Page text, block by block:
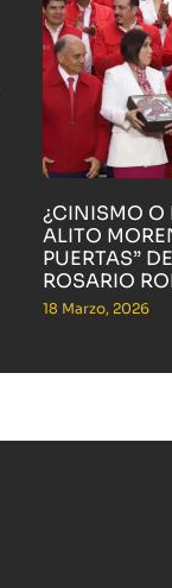
¿CINISMO O
ALITO
PUERTAS”
ROSARIO
18 Marzo, 2026